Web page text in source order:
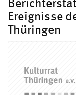
Ereignisse
Thüringen